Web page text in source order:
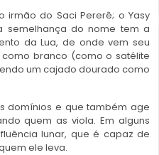
irmão do Saci Pererê; o Yasy
semelhança do nome tem a
da Lua, de onde vem seu
branco (como o satélite
um cajado dourado como
domínios e que também age
quem as viola. Em alguns
lunar, que é capaz de
ele leva.